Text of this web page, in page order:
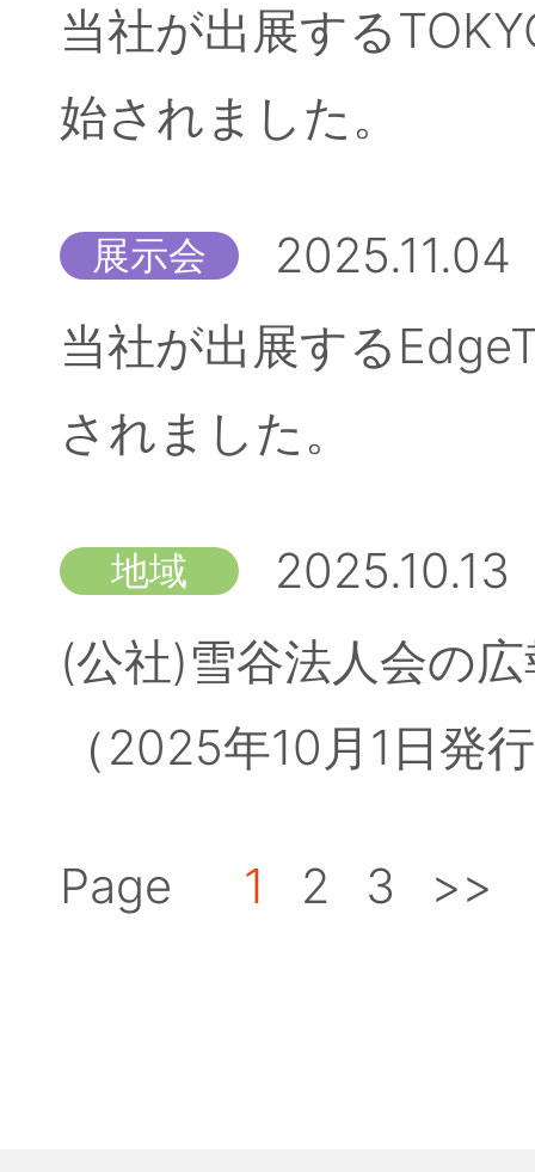
当社が出展する
始されました。
展示会
2025.11.04
当社が出展する
されました。
地域
2025.10.13
(公社)雪谷法人会の
（2025年10月1日発
Page 1 2 3 >>